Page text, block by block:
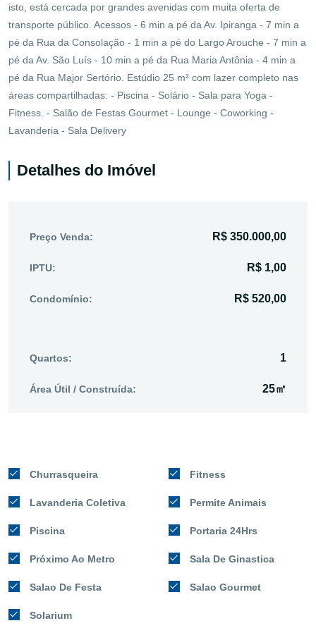
isto, está cercada por grandes avenidas com muita oferta de
transporte público. Acessos - 6 min a pé da Av. Ipiranga - 7 min a
pé da Rua da Consolação - 1 min a pé do Largo Arouche - 7 min a
pé da Av. São Luís - 10 min a pé da Rua Maria Antônia - 4 min a
pé da Rua Major Sertório. Estúdio 25 m² com lazer completo nas
áreas compartilhadas: - Piscina - Solário - Sala para Yoga -
Fitness. - Salão de Festas Gourmet - Lounge - Coworking -
Lavanderia - Sala Delivery
Detalhes do Imóvel
Preço Venda: R$ 350.000,00
IPTU: R$ 1,00
Condomínio: R$ 520,00
Quartos: 1
Área Útil / Construída: 25㎡
Churrasqueira Fitness
Lavanderia Coletiva Permite Animais
Piscina Portaria 24Hrs
Próximo Ao Metro Sala De Ginastica
Salao De Festa Salao Gourmet
Solarium